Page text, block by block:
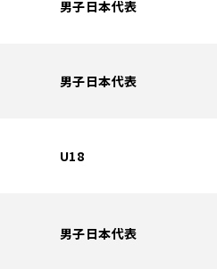
男子日本代表
男子日本代表
U18
男子日本代表